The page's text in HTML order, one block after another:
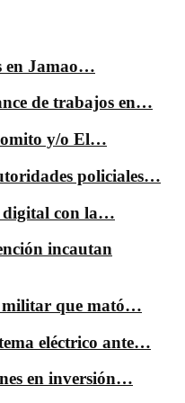
en Jamao…
de trabajos en…
y/o El…
policiales…
digital con la…
incautan
militar que mató…
eléctrico ante…
en inversión…